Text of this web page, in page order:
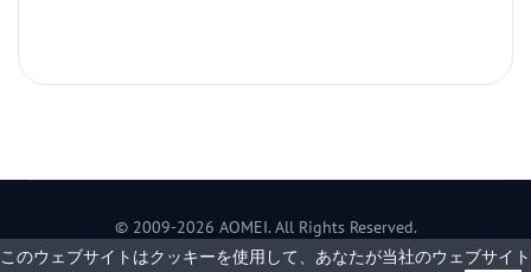
© 2009-2026 AOMEI. All Rights Reserved.
プライバシーポリシー
| 利用規約
このウェブサイトはクッキーを使用して、あなたが当社のウェブサイト